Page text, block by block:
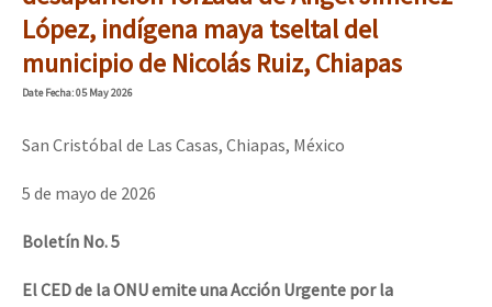
Mundo
EZLN
La Sexta
AutonomÍa y Resistencia
Megaproyectos
Dia 1: Encontro “Guerra contra a Humanidade”
López, indígena maya tseltal del
municipio de Nicolás Ruiz, Chiapas
DateFecha: 05 May 2026
San Cristóbal de Las Casas, Chiapas, México
5 de mayo de 2026
Boletín No. 5
El CED de la ONU emite una Acción Urgente por la